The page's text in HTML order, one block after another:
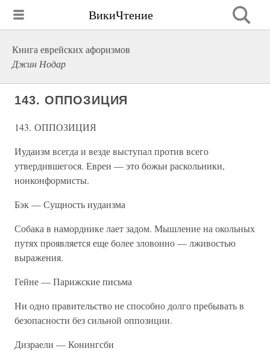
ВикиЧтение
Книга еврейских афоризмов
Джин Нодар
143. ОППОЗИЦИЯ
143. ОППОЗИЦИЯ
Иудаизм всегда и везде выступал против всего
утвердившегося. Евреи — это божьи раскольники,
нонконформисты.
Бэк — Сущность иудаизма
Собака в наморднике лает задом. Мышление на окольных
путях проявляется еще более зловонно — лживостью
выражения.
Гейне — Парижские письма
Ни одно правительство не способно долго пребывать в
безопасности без сильной оппозиции.
Дизраели — Конингсби